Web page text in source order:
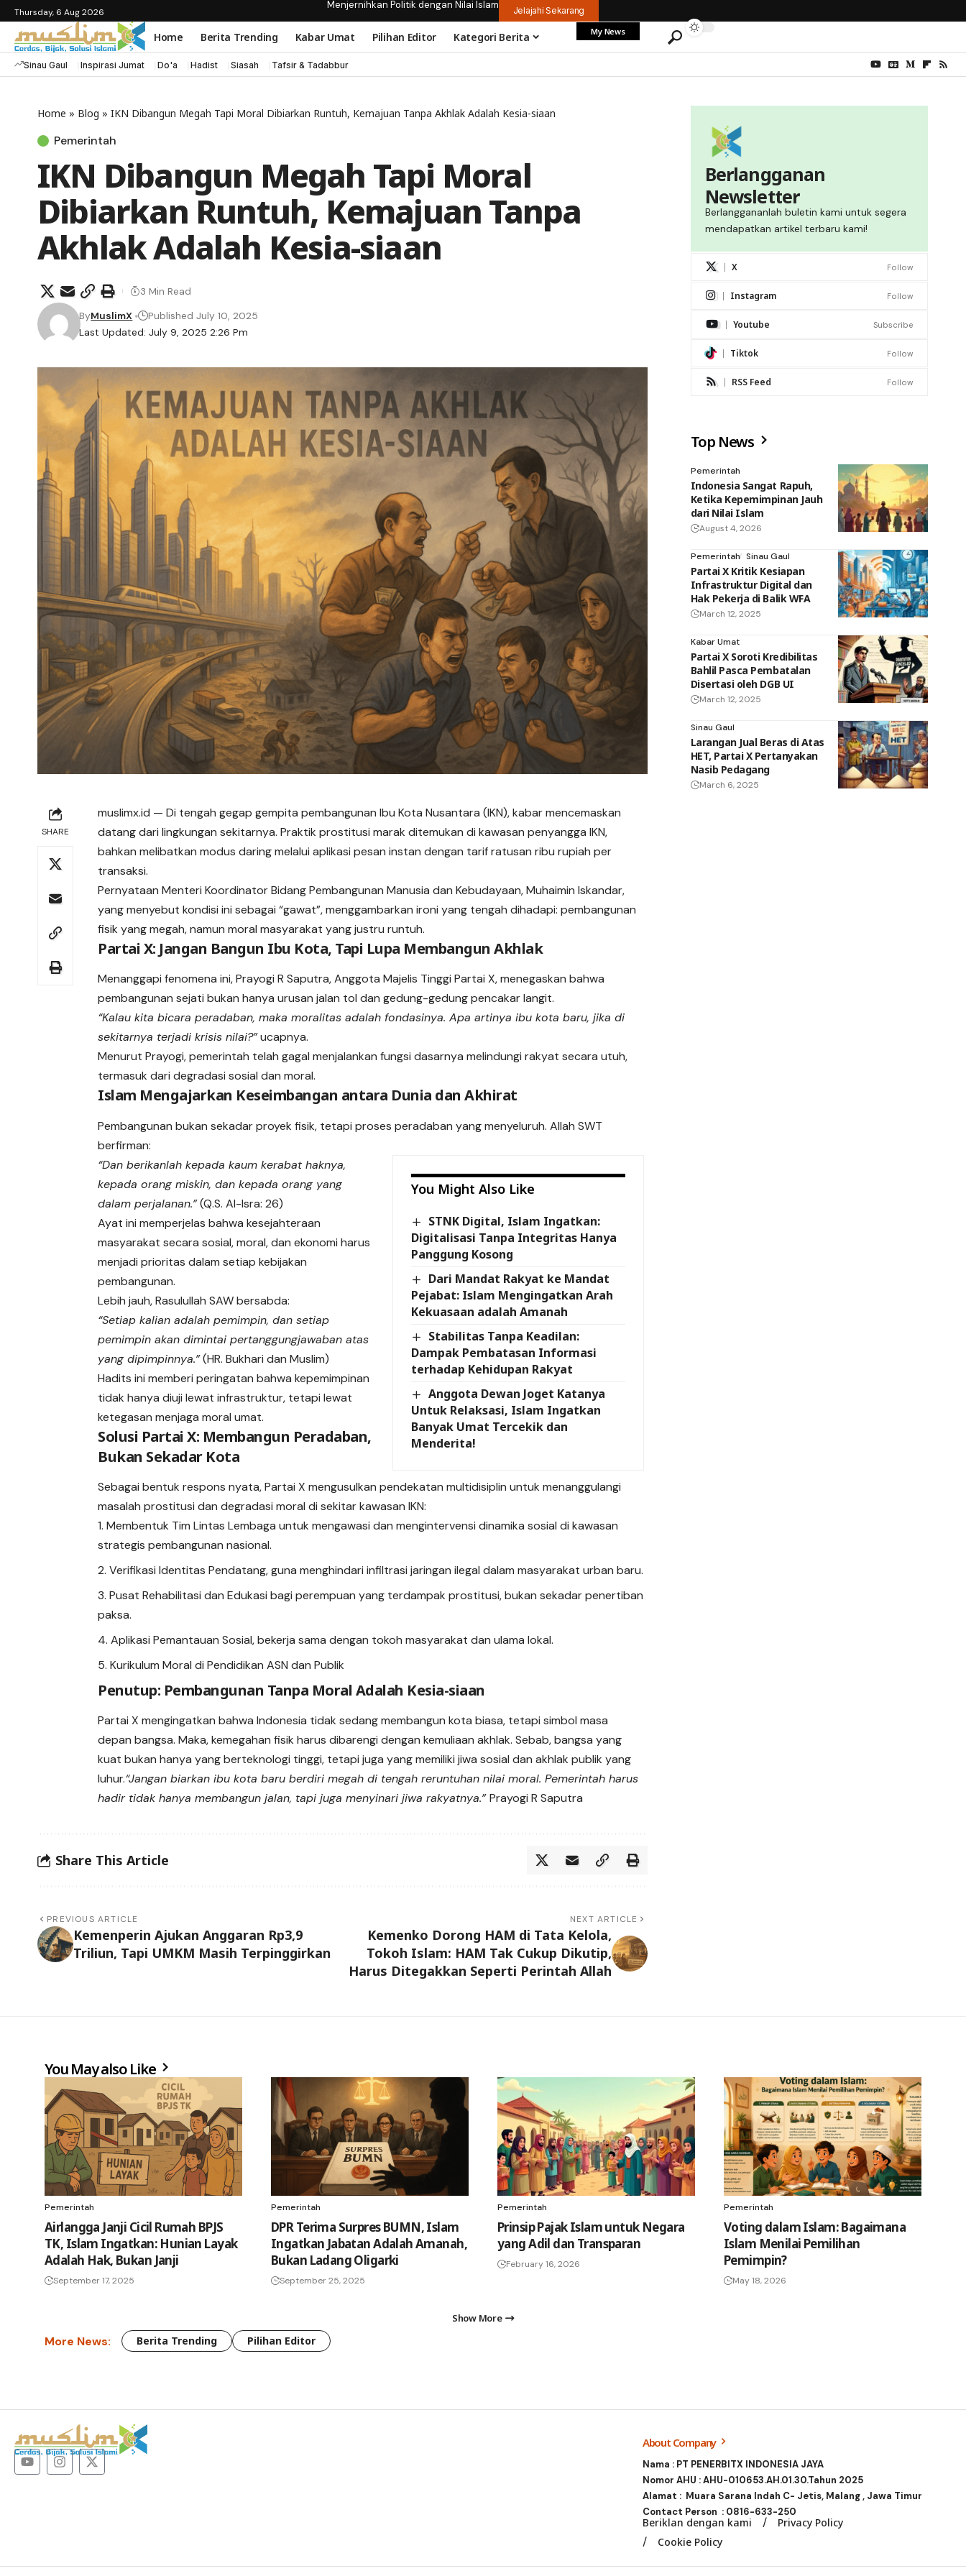
Thursday, 6 Aug 2026
Menjernihkan Politik dengan Nilai Islam Jelajahi Sekarang
Home Berita Trending Kabar Umat Pilihan Editor Kategori Berita My News
Sinau Gaul Inspirasi Jumat Do'a Hadist Siasah Tafsir & Tadabbur
Home » Blog » IKN Dibangun Megah Tapi Moral Dibiarkan Runtuh, Kemajuan Tanpa Akhlak Adalah Kesia-siaan
Pemerintah
IKN Dibangun Megah Tapi Moral
Dibiarkan Runtuh, Kemajuan Tanpa
Akhlak Adalah Kesia-siaan
Last Updated: July 9, 2025 2:26 Pm
ByMuslimX Published July 10, 2025
3 Min Read
SHARE
muslimx.id — Di tengah gegap gempita pembangunan Ibu Kota Nusantara (IKN), kabar mencemaskan
datang dari lingkungan sekitarnya. Praktik prostitusi marak ditemukan di kawasan penyangga IKN,
bahkan melibatkan modus daring melalui aplikasi pesan instan dengan tarif ratusan ribu rupiah per
transaksi.
Pernyataan Menteri Koordinator Bidang Pembangunan Manusia dan Kebudayaan, Muhaimin Iskandar,
yang menyebut kondisi ini sebagai “gawat”, menggambarkan ironi yang tengah dihadapi: pembangunan
fisik yang megah, namun moral masyarakat yang justru runtuh.
Partai X: Jangan Bangun Ibu Kota, Tapi Lupa Membangun Akhlak
Menanggapi fenomena ini, Prayogi R Saputra, Anggota Majelis TinggiPartai X, menegaskan bahwa
pembangunan sejati bukan hanya urusan jalan tol dan gedung-gedung pencakar langit.
“Kalau kita bicara peradaban, maka moralitas adalah fondasinya. Apa artinya ibu kota baru, jika di
sekitarnya terjadi krisis nilai?”ucapnya.
Menurut Prayogi, pemerintah telah gagal menjalankan fungsi dasarnya melindungi rakyat secara utuh,
termasuk dari degradasi sosial dan moral.
Islam Mengajarkan Keseimbangan antara Dunia dan Akhirat
Pembangunan bukan sekadar proyek fisik, tetapi proses peradaban yang menyeluruh. Allah SWT
berfirman:
You Might Also Like
STNK Digital, Islam Ingatkan:
Digitalisasi Tanpa Integritas Hanya
Panggung Kosong
Dari Mandat Rakyat ke Mandat
Pejabat: Islam Mengingatkan Arah
Kekuasaan adalah Amanah
Stabilitas Tanpa Keadilan:
Dampak Pembatasan Informasi
terhadap Kehidupan Rakyat
Anggota Dewan Joget Katanya
Untuk Relaksasi, Islam Ingatkan
Banyak Umat Tercekik dan
Menderita!
“Dan berikanlah kepada kaum kerabat haknya,
kepada orang miskin, dan kepada orang yang
dalam perjalanan.”(Q.S. Al-Isra: 26)
Ayat ini memperjelas bahwa kesejahteraan
masyarakat secara sosial, moral, dan ekonomi harus
menjadi prioritas dalam setiap kebijakan
pembangunan.
Lebih jauh, Rasulullah SAW bersabda:
“Setiap kalian adalah pemimpin, dan setiap
pemimpin akan dimintai pertanggungjawaban atas
yang dipimpinnya.”(HR. Bukhari dan Muslim)
Hadits ini memberi peringatan bahwa kepemimpinan
tidak hanya diuji lewat infrastruktur, tetapi lewat
ketegasan menjaga moral umat.
Solusi Partai X: Membangun Peradaban,
Bukan Sekadar Kota
Sebagai bentuk respons nyata, Partai X mengusulkan pendekatan multidisiplin untuk menanggulangi
masalah prostitusi dan degradasi moral di sekitar kawasan IKN:
Membentuk Tim Lintas Lembaga untuk mengawasi dan mengintervensi dinamika sosial di kawasan
strategis pembangunan nasional.
Verifikasi Identitas Pendatang, guna menghindari infiltrasi jaringan ilegal dalam masyarakat urban baru.
Pusat Rehabilitasi dan Edukasi bagi perempuan yang terdampak prostitusi, bukan sekadar penertiban
paksa.
Aplikasi Pemantauan Sosial, bekerja sama dengan tokoh masyarakat dan ulama lokal.
Kurikulum Moral di Pendidikan ASN dan Publik
Penutup: Pembangunan Tanpa Moral Adalah Kesia-siaan
Partai X mengingatkan bahwa Indonesia tidak sedang membangun kota biasa, tetapi simbol masa
depan bangsa. Maka, kemegahan fisik harus dibarengi dengan kemuliaan akhlak. Sebab, bangsa yang
kuat bukan hanya yang berteknologi tinggi, tetapi juga yang memiliki jiwa sosial dan akhlak publik yang
luhur.“Jangan biarkan ibu kota baru berdiri megah di tengah reruntuhan nilai moral. Pemerintah harus
hadir tidak hanya membangun jalan, tapi juga menyinari jiwa rakyatnya.”Prayogi R Saputra
Share This Article
PREVIOUS ARTICLE
Kemenperin Ajukan Anggaran Rp3,9
Triliun, Tapi UMKM Masih Terpinggirkan
NEXT ARTICLE
Kemenko Dorong HAM di Tata Kelola,
Tokoh Islam: HAM Tak Cukup Dikutip,
Harus Ditegakkan Seperti Perintah Allah
Berlangganan
Newsletter
Berlanggananlah buletin kami untuk segera
mendapatkan artikel terbaru kami!
X Follow
Instagram Follow
Youtube Subscribe
Tiktok Follow
RSS Feed Follow
Top News
Pemerintah
Indonesia Sangat Rapuh,
Ketika Kepemimpinan Jauh
dari Nilai Islam
August 4, 2026
Pemerintah Sinau Gaul
Partai X Kritik Kesiapan
Infrastruktur Digital dan
Hak Pekerja di Balik WFA
March 12, 2025
Kabar Umat
Partai X Soroti Kredibilitas
Bahlil Pasca Pembatalan
Disertasi oleh DGB UI
March 12, 2025
Sinau Gaul
Larangan Jual Beras di Atas
HET, Partai X Pertanyakan
Nasib Pedagang
March 6, 2025
You May also Like
Pemerintah
Airlangga Janji Cicil Rumah BPJS
TK, Islam Ingatkan: Hunian Layak
Adalah Hak, Bukan Janji
September 17, 2025
Pemerintah
DPR Terima Surpres BUMN, Islam
Ingatkan Jabatan Adalah Amanah,
Bukan Ladang Oligarki
September 25, 2025
Pemerintah
Prinsip Pajak Islam untuk Negara
yang Adil dan Transparan
February 16, 2026
Pemerintah
Voting dalam Islam: Bagaimana
Islam Menilai Pemilihan
Pemimpin?
May 18, 2026
Show More
More News: Berita Trending Pilihan Editor
About Company
Nama : PT PENERBITX INDONESIA JAYA
Nomor AHU : AHU-010653.AH.01.30.Tahun 2025
Alamat : Muara Sarana Indah C- Jetis, Malang , Jawa Timur
Contact Person : 0816-633-250
Beriklan dengan kami
Privacy Policy
Cookie Policy